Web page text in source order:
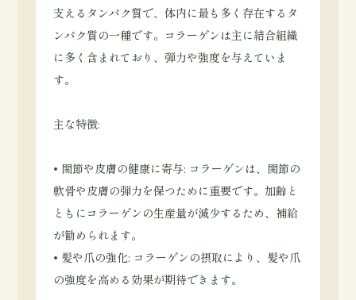
支えるタンパク質で、体内に最も多く存在するタ
ンパク質の一種です。コラーゲンは主に結合組織
に多く含まれており、弾力や強度を与えていま
す。
主な特徴:
• 関節や皮膚の健康に寄与: コラーゲンは、関節の
軟骨や皮膚の弾力を保つために重要です。加齢と
ともにコラーゲンの生産量が減少するため、補給
が勧められます。
• 髪や爪の強化: コラーゲンの摂取により、髪や爪
の強度を高める効果が期待できます。